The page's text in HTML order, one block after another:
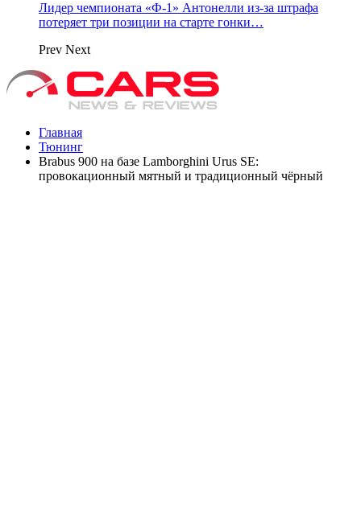
Лидер чемпионата «Ф‑1» Антонелли из‑за штрафа
потеряет три позиции на старте гонки…
Prev Next
Главная
Тюнинг
Brabus 900 на базе Lamborghini Urus SE:
провокационный мятный и традиционный чёрный